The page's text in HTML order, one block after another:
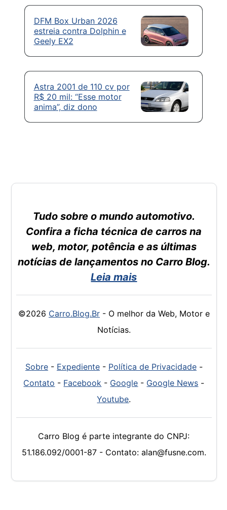
DFM Box Urban 2026
estreia contra Dolphin e
Geely EX2
Astra 2001 de 110 cv por
R$ 20 mil: “Esse motor
anima”, diz dono
Tudo sobre o mundo automotivo.
Confira a ficha técnica de carros na
web, motor, potência e as últimas
notícias de lançamentos no Carro Blog.
Leia mais
©2026 Carro.Blog.Br- O melhor da Web, Motor e
Notícias.
Sobre- Expediente- Política de Privacidade-
Contato - Facebook - Google - Google News -
Youtube.
Carro Blog é parte integrante do CNPJ:
51.186.092/0001-87 - Contato: alan@fusne.com.